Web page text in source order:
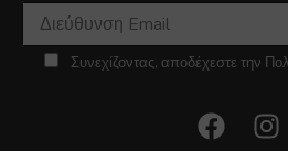
Συνεχίζοντας, αποδέχεστε την